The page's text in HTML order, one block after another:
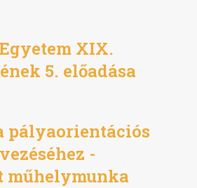
XIX.
5. előadása
pályaorientációs
-
műhelymunka